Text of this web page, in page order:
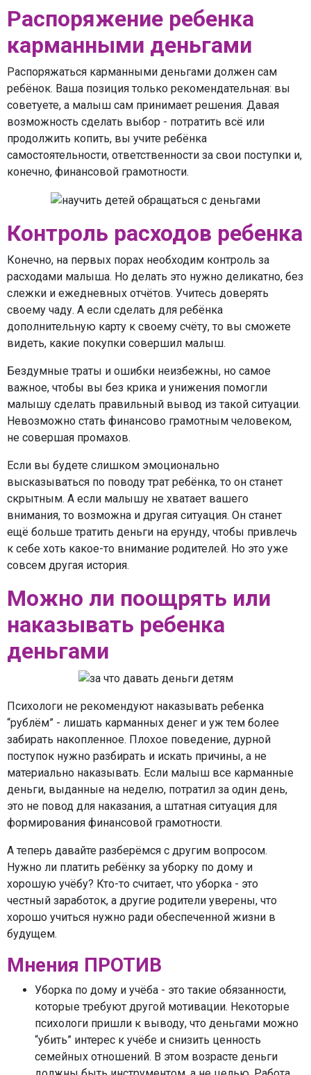
Распоряжение ребенка
карманными деньгами
Распоряжаться карманными деньгами должен сам
ребёнок. Ваша позиция только рекомендательная: вы
советуете, а малыш сам принимает решения. Давая
возможность сделать выбор - потратить всё или
продолжить копить, вы учите ребёнка
самостоятельности, ответственности за свои поступки и,
конечно, финансовой грамотности.
Контроль расходов ребенка
Конечно, на первых порах необходим контроль за
расходами малыша. Но делать это нужно деликатно, без
слежки и ежедневных отчётов. Учитесь доверять
своему чаду. А если сделать для ребёнка
дополнительную карту к своему счёту, то вы сможете
видеть, какие покупки совершил малыш.
Бездумные траты и ошибки неизбежны, но самое
важное, чтобы вы без крика и унижения помогли
малышу сделать правильный вывод из такой ситуации.
Невозможно стать финансово грамотным человеком,
не совершая промахов.
Если вы будете слишком эмоционально
высказываться по поводу трат ребёнка, то он станет
скрытным. А если малышу не хватает вашего
внимания, то возможна и другая ситуация. Он станет
ещё больше тратить деньги на ерунду, чтобы привлечь
к себе хоть какое-то внимание родителей. Но это уже
совсем другая история.
Можно ли поощрять или
наказывать ребенка
деньгами
Психологи не рекомендуют наказывать ребенка
“рублём” - лишать карманных денег и уж тем более
забирать накопленное. Плохое поведение, дурной
поступок нужно разбирать и искать причины, а не
материально наказывать. Если малыш все карманные
деньги, выданные на неделю, потратил за один день,
это не повод для наказания, а штатная ситуация для
формирования финансовой грамотности.
А теперь давайте разберёмся с другим вопросом.
Нужно ли платить ребёнку за уборку по дому и
хорошую учёбу? Кто-то считает, что уборка - это
честный заработок, а другие родители уверены, что
хорошо учиться нужно ради обеспеченной жизни в
будущем.
Мнения ПРОТИВ
Уборка по дому и учёба - это такие обязанности,
которые требуют другой мотивации. Некоторые
психологи пришли к выводу, что деньгами можно
“убить” интерес к учёбе и снизить ценность
семейных отношений. В этом возрасте деньги